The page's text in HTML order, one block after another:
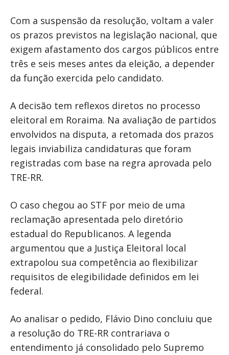
Com a suspensão da resolução, voltam a valer
os prazos previstos na legislação nacional, que
exigem afastamento dos cargos públicos entre
três e seis meses antes da eleição, a depender
da função exercida pelo candidato.
A decisão tem reflexos diretos no processo
eleitoral em Roraima. Na avaliação de partidos
envolvidos na disputa, a retomada dos prazos
legais inviabiliza candidaturas que foram
registradas com base na regra aprovada pelo
TRE-RR.
O caso chegou ao STF por meio de uma
reclamação apresentada pelo diretório
estadual do Republicanos. A legenda
argumentou que a Justiça Eleitoral local
extrapolou sua competência ao flexibilizar
requisitos de elegibilidade definidos em lei
federal.
Ao analisar o pedido, Flávio Dino concluiu que
a resolução do TRE-RR contrariava o
entendimento já consolidado pelo Supremo